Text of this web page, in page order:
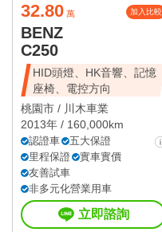
32.80 萬 加入比較
BENZ
C250
HID頭燈、HK音響、記憶
座椅、電控方向
桃園市 / 川木車業
2013年 / 160,000km
認證車
五大保證
里程保證
實車實價
友善試車
非多元化營業用車
立即諮詢